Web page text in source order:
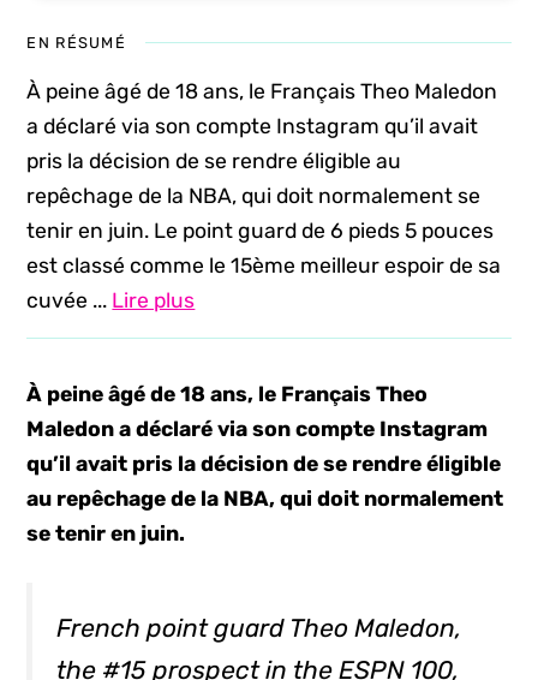
EN RÉSUMÉ
À peine âgé de 18 ans, le Français Theo Maledon
a déclaré via son compte Instagram qu’il avait
pris la décision de se rendre éligible au
repêchage de la NBA, qui doit normalement se
tenir en juin. Le point guard de 6 pieds 5 pouces
est classé comme le 15ème meilleur espoir de sa
cuvée ... Lire plus
À peine âgé de 18 ans, le Français Theo
Maledon a déclaré via son compte Instagram
qu’il avait pris la décision de se rendre éligible
au repêchage de la NBA, qui doit normalement
se tenir en juin.
French point guard Theo Maledon,
the #15 prospect in the ESPN 100,